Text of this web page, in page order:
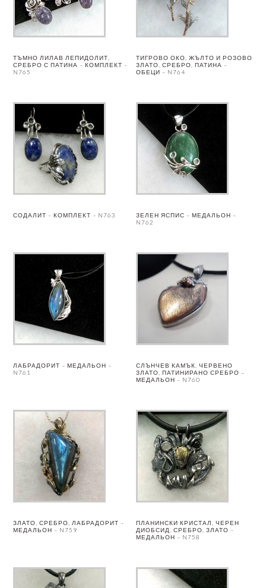
ТЪМНО ЛИЛАВ ЛЕПИДОЛИТ,
СРЕБРО С ПАТИНА – КОМПЛЕКТ –
N765
ТИГРОВО ОКО, ЖЪЛТО И РОЗОВО
ЗЛАТО, СРЕБРО, ПАТИНА –
ОБЕЦИ – N764
СОДАЛИТ – КОМПЛЕКТ – N763
ЗЕЛЕН ЯСПИС – МЕДАЛЬОН –
N762
ЛАБРАДОРИТ – МЕДАЛЬОН –
N761
СЛЪНЧЕВ КАМЪК, ЧЕРВЕНО
ЗЛАТО, ПАТИНИРАНО СРЕБРО –
МЕДАЛЬОН – N760
ЗЛАТО, СРЕБРО, ЛАБРАДОРИТ –
МЕДАЛЬОН – N759
ПЛАНИНСКИ КРИСТАЛ, ЧЕРЕН
ДИОБСИД, СРЕБРО, ЗЛАТО –
МЕДАЛЬОН – N758